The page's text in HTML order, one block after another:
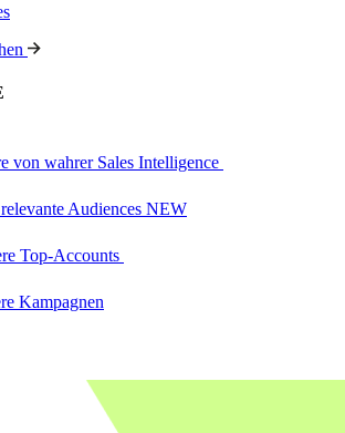
von wahrer Sales Intelligence
Audiences NEW
Top-Accounts
Kampagnen